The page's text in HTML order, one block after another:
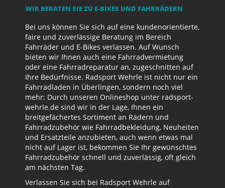
WIR BERATEN SIE ZU E-BIKES UND FAHRRÄDERN
Bei uns können Sie sich auf eine kundenorientierte,
faire und zuverlässige Beratung im Bereich
Fahrräder und E-Bikes verlassen. Auf Wunsch
bieten wir Ihnen auch eine Fahrradvermietung
oder eine Fahrradreparatur an, zugeschnitten auf
Ihre Bedürfnisse. Radsport Wehrle ist nicht nur ein
Fahrradladen in Überlingen, sondern noch viel
mehr: Durch unseren Onlineshop unter radsport-
wehrle.de sind wir in der Lage, Ihnen ein
breitgefächertes Sortiment an Rädern und
Fahrradzubehör wie Fahrradbekleidung, Neuheiten
und Ersatzteile anzubieten, auch wenn etwas mal
nicht auf Lager ist, bekommen Sie Ihr gewünschtes
Fahrradzubehör schnell und zuverlässig, oft gleich
am nächsten Tag.
Verlassen Sie sich bei Radsport Wehrle auf